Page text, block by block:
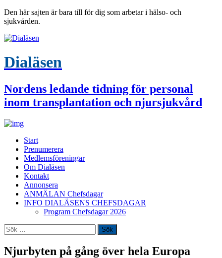
Den här sajten är bara till för dig som arbetar i hälso- och
sjukvården.
Dialäsen
Nordens ledande tidning för personal
inom transplantation och njursjukvård
Start
Prenumerera
Medlemsföreningar
Om Dialäsen
Kontakt
Annonsera
ANMÄLAN Chefsdagar
INFO DIALÄSENS CHEFSDAGAR
Program Chefsdagar 2026
Sök
efter:
Njurbyten på gång över hela Europa